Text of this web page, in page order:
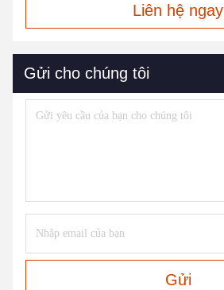
Liên hệ ngay
Gửi cho chúng tôi
Gửi